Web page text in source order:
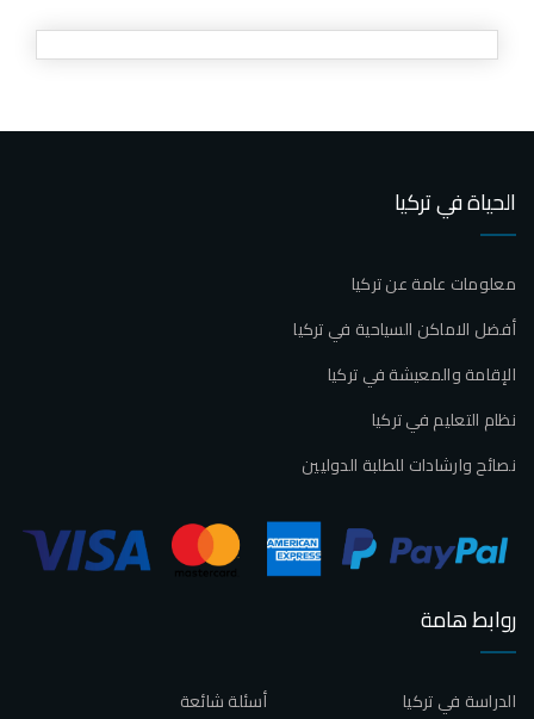
الحياة في تركيا
معلومات عامة عن تركيا
أفضل الاماكن السياحية في تركيا
الإقامة والمعيشة في تركيا
نظام التعليم في تركيا
نصائح وارشادات للطلبة الدوليين
روابط هامة
أسئلة شائعة
الدراسة في تركيا